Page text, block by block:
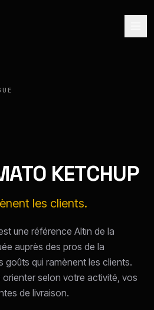
KETCHUP
les clients.
une référence Altın de la
auprès des pros de la
goûts qui ramènent les clients.
selon votre activité, vos
de livraison.